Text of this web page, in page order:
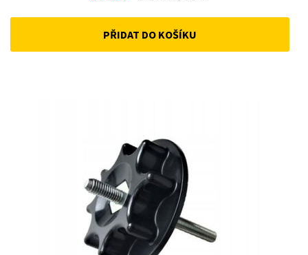
price
was:
price
is:
PŘIDAT DO KOŠÍKU